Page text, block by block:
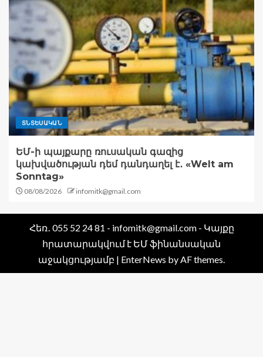
ՏՆՏԵՍԱԿԱՆ
ԵՄ-ի պայքարը ռուսական գազից
կախվածության դեմ դանդաղել է․ «Welt am
Sonntag»
08/08/2026 infomitk@gmail.com
Հեռ․ 055 52 24 81 - infomitk@gmail.com - Կայքը
հրատարակվում է ԵՄ ֆինանսական
աջակցությամբ | EnterNews by AF themes.